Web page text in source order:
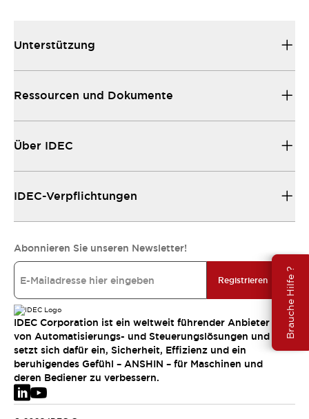
Brauche Hilfe ?
Unterstützung
Ressourcen und Dokumente
Über IDEC
IDEC-Verpflichtungen
Abonnieren Sie unseren Newsletter!
Registrieren
IDEC Corporation ist ein weltweit führender Anbieter
von Automatisierungs- und Steuerungslösungen und
setzt sich dafür ein, Sicherheit, Effizienz und ein
beruhigendes Gefühl – ANSHIN – für Maschinen und
deren Bediener zu verbessern.